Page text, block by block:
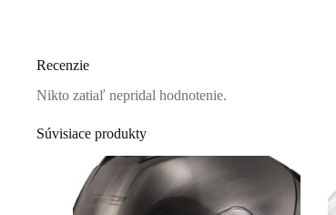
Recenzie
Nikto zatiaľ nepridal hodnotenie.
Súvisiace produkty